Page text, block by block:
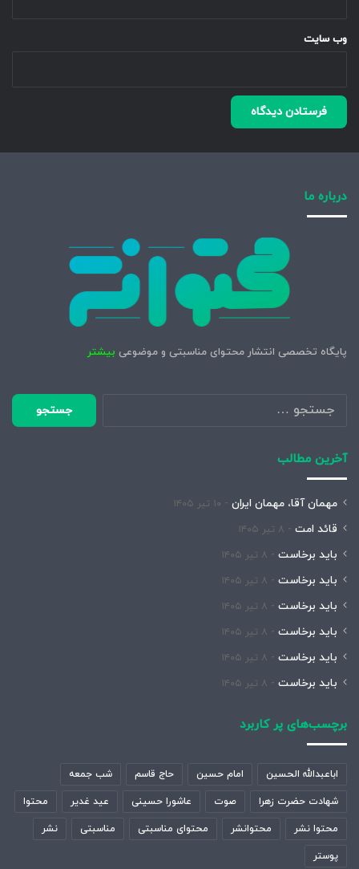
وب‌ سایت
درباره ما
پایگاه تخصصی انتشار محتوای مناسبتی و موضوعی بیشتر
جستجو
برای:
آخرین مطالب
مهمان آقا، مهمان ایران ۱۰ تیر ۱۴۰۵
قائد امت ۸ تیر ۱۴۰۵
باید برخاست ۸ تیر ۱۴۰۵
باید برخاست ۸ تیر ۱۴۰۵
باید برخاست ۸ تیر ۱۴۰۵
باید برخاست ۸ تیر ۱۴۰۵
باید برخاست ۸ تیر ۱۴۰۵
باید برخاست ۸ تیر ۱۴۰۵
برچسب‌های پر کاربرد
اباعبدالله الحسین امام حسین حاج قاسم شب جمعه
شهادت حضرت زهرا صوت عاشورا حسینی عید غدیر محتوا
محتوا نشر محتوانشر محتوای مناسبتی مناسبتی نشر
پوستر